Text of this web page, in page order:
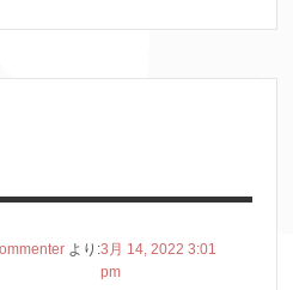
より:3月 14, 2022 3:01
pm